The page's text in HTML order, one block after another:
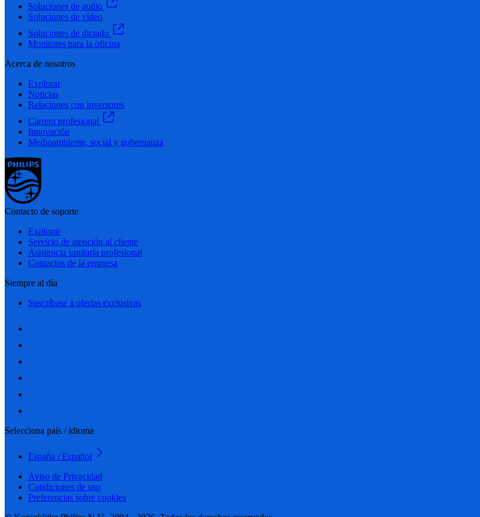
Soluciones de audio
Soluciones de vídeo
Soluciones de dictado
Monitores para la oficina
Acerca de nosotros
Explorar
Noticias
Relaciones con inversores
Carrera profesional
Innovación
Medioambiente, social y gobernanza
Contacto de soporte
Explorar
Servicio de atención al cliente
Asistencia sanitaria profesional
Contactos de la empresa
Siempre al día
Suscríbase a ofertas exclusivas
Selecciona país / idioma
España / Español
Aviso de Privacidad
Condiciones de uso
Preferencias sobre cookies